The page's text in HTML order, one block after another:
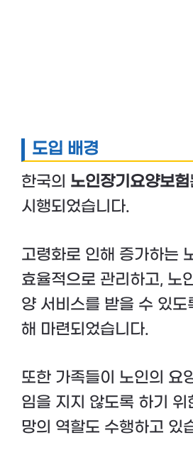
도입 배경
한국의 노인장기요양보험
시행되었습니다.
고령화로 인해 증가하는
효율적으로 관리하고, 노
양 서비스를 받을 수 있도
해 마련되었습니다.
또한 가족들이 노인의 요
임을 지지 않도록 하기 위
망의 역할도 수행하고 있